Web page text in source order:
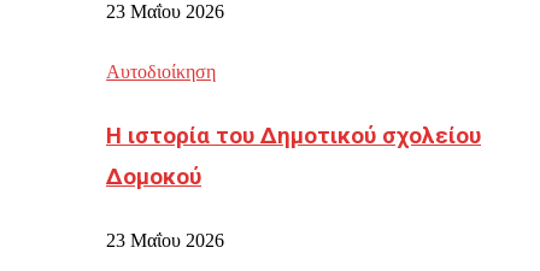
23 Μαΐου 2026
Αυτοδιοίκηση
Η ιστορία του Δημοτικού σχολείου
Δομοκού
23 Μαΐου 2026